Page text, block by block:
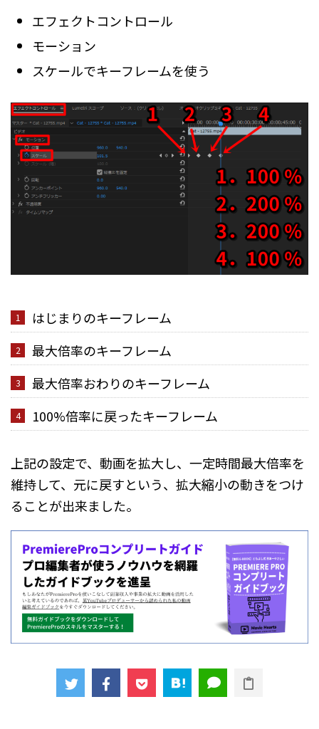
エフェクトコントロール
モーション
スケールでキーフレームを使う
はじまりのキーフレーム
最大倍率のキーフレーム
最大倍率おわりのキーフレーム
100%倍率に戻ったキーフレーム
上記の設定で、動画を拡大し、一定時間最大倍率を
維持して、元に戻すという、拡大縮小の動きをつけ
ることが出来ました。